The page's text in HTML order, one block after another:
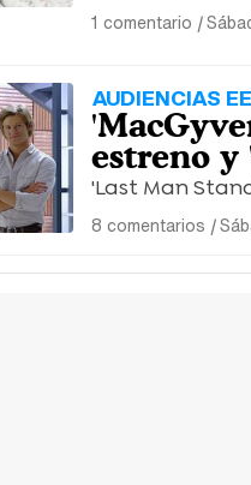
1 comentario |
AUDIENCIAS
estreno y
'Last Man
8 comentarios |